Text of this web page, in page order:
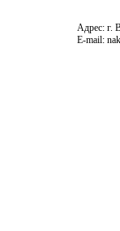
Адрес: г.
E-mail: